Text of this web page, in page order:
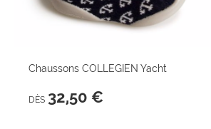
Chaussons COLLEGIEN Yacht
DÈS 32,50 €